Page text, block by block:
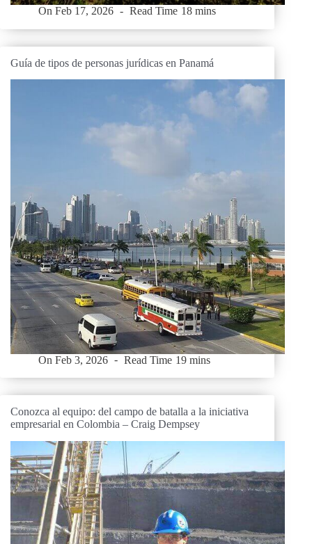
On Feb 17, 2026 Read Time 18 mins
Guía de tipos de personas jurídicas en Panamá
On Feb 3, 2026 Read Time 19 mins
Conozca al equipo: del campo de batalla a la iniciativa
empresarial en Colombia – Craig Dempsey